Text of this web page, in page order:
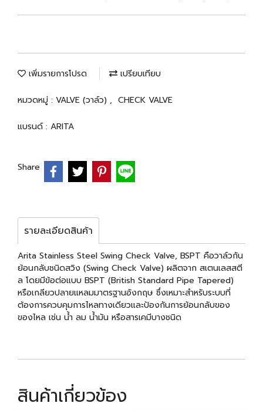
เพิ่มรายการโปรด เปรียบเทียบ
หมวดหมู่ : VALVE (วาล์ว) , CHECK VALVE
แบรนด์ : ARITA
Share
รายละเอียดสินค้า
Arita Stainless Steel Swing Check Valve, BSPT คือวาล์วกัน
ย้อนกลับชนิดสวิง (Swing Check Valve) ผลิตจาก สเตนเลสสตี
ล โดยมีข้อต่อแบบ BSPT (British Standard Pipe Tapered)
หรือเกลียวปลายแหลมมาตรฐานอังกฤษ ซึ่งเหมาะสำหรับระบบที่
ต้องการควบคุมการไหลทางเดียวและป้องกันการย้อนกลับของ
ของไหล เช่น น้ำ ลม น้ำมัน หรือสารเคมีบางชนิด
สินค้าเกี่ยวข้อง